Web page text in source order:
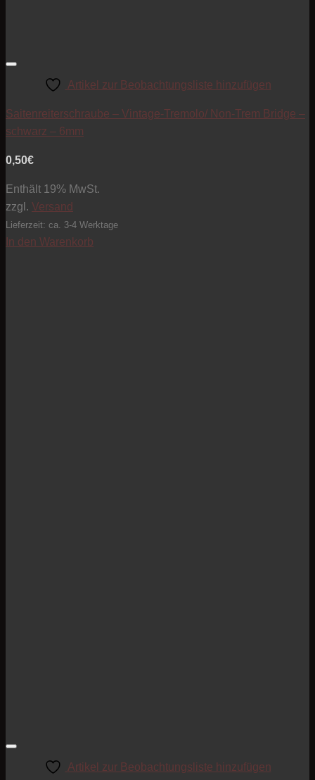
Artikel zur Beobachtungsliste hinzufügen
Saitenreiterschraube – Vintage-Tremolo/ Non-Trem Bridge –
schwarz – 6mm
0,50€
Enthält 19% MwSt.
zzgl. Versand
Lieferzeit: ca. 3-4 Werktage
In den Warenkorb
Artikel zur Beobachtungsliste hinzufügen